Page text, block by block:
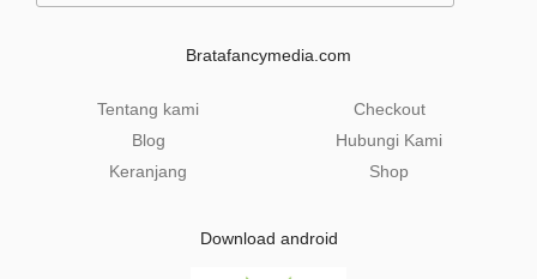
Bratafancymedia.com
Tentang kami
Blog
Keranjang
Checkout
Hubungi Kami
Shop
Download android